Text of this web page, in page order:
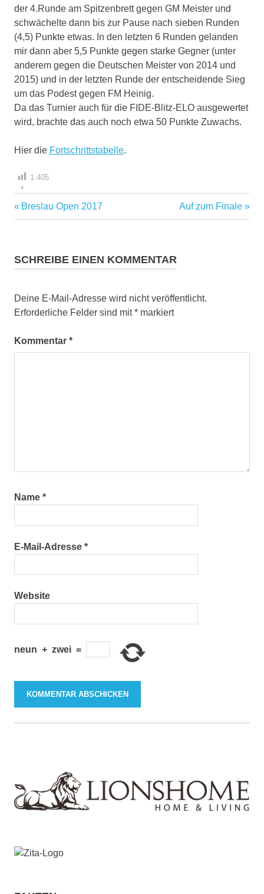
der 4.Runde am Spitzenbrett gegen GM Meister und
schwächelte dann bis zur Pause nach sieben Runden
(4,5) Punkte etwas. In den letzten 6 Runden gelanden
mir dann aber 5,5 Punkte gegen starke Gegner (unter
anderem gegen die Deutschen Meister von 2014 und
2015) und in der letzten Runde der entscheidende Sieg
um das Podest gegen FM Heinig.
Da das Turnier auch für die FIDE-Blitz-ELO ausgewertet
wird, brachte das auch noch etwa 50 Punkte Zuwachs.
Hier die Fortschrittstabelle.
1.405
Beitragsnavigation
Vorheriger
Beitrag:
Breslau Open 2017
Nächster
Beitrag:
Auf zum Finale
SCHREIBE EINEN KOMMENTAR
Deine E-Mail-Adresse wird nicht veröffentlicht.
Erforderliche Felder sind mit* markiert
Kommentar *
Name *
E-Mail-Adresse *
Website
neun + zwei =